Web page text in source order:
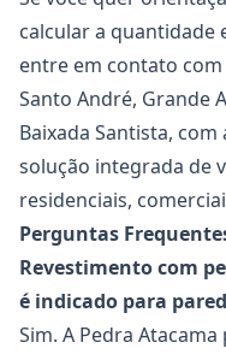
calcular a quantidade
entre em contato com
Santo André, Grande
Baixada Santista,
solução integrada de
residenciais,
Perguntas
Revestimento com
é indicado para
Sim. A Pedra